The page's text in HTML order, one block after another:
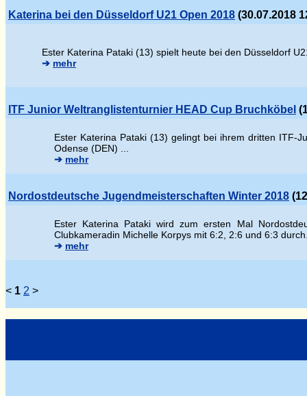
Katerina bei den Düsseldorf U21 Open 2018 (30.07.2018
Ester Katerina Pataki (13) spielt heute bei den Düsseldorf
➔ mehr
ITF Junior Weltranglistenturnier HEAD Cup Bruchköbel
Ester Katerina Pataki (13) gelingt bei ihrem dritten ITF-
Odense (DEN) ...
➔ mehr
Nordostdeutsche Jugendmeisterschaften Winter 2018
Ester Katerina Pataki wird zum ersten Mal
Clubkameradin Michelle Korpys mit 6:2, 2:6 und 6:3
➔ mehr
< 1 2 >